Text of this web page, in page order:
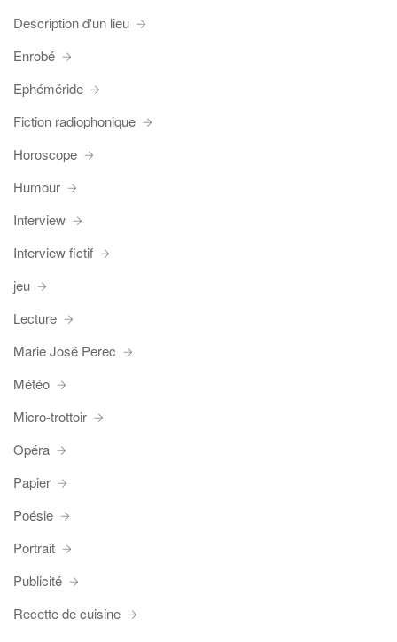
Description d'un lieu
Enrobé
Ephéméride
Fiction radiophonique
Horoscope
Humour
Interview
Interview fictif
jeu
Lecture
Marie José Perec
Météo
Micro-trottoir
Opéra
Papier
Poésie
Portrait
Publicité
Recette de cuisine